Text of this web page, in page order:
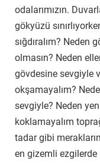
odalarımızın.
gökyüzü
sığdıralım? Neden
olmasın? Neden
gövdesine sevgiyle
okşamayalım?
sevgiyle? Neden
koklamayalım
tadar gibi
en gizemli ezgilerde